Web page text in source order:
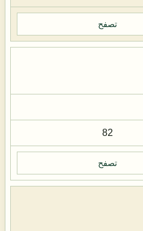
تصفح
82
تصفح